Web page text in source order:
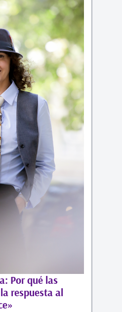
Por qué las
respuesta al